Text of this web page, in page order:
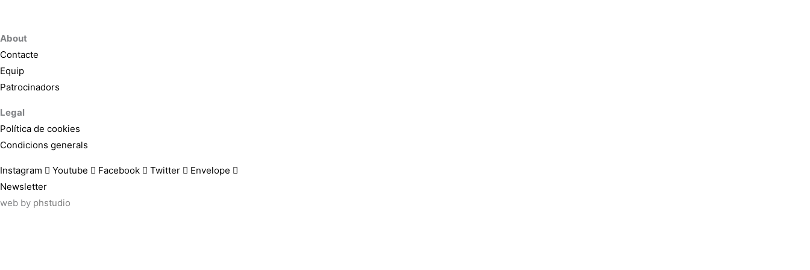
About
Contacte
Equip
Patrocinadors
Legal
Política de cookies
Condicions generals
Instagram Youtube Facebook Twitter
Envelope
Newsletter
web by phstudio